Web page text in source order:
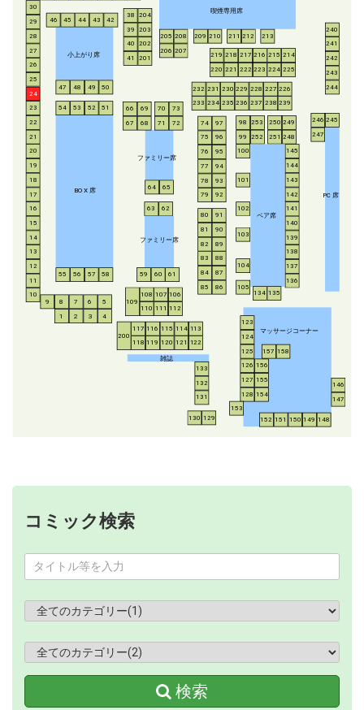
小上がり席
BO X 席
ファミリー席
ファミリー席
喫煙専用席
ペア席
PC 席
マッサージコーナー
雑誌
1 2 3 4
5
6
7
8
9
10
11
12
13
14
15
16
17
18
19
20
21
22
23
24
25
26
27
28
29
30
38
39
40
41
42
43
44
45
46
47 48 49 50
51
52
53
54
55 56 57 58 59 60 61
62
63
64 65
66
67
68
69
70
71
72
73
74
75
76
77
78
79
80
81
82
83
84
85 86
87
88
89
90
91
92
93
94
95
96
97
98
99
100
101
102
103
104
105
106
107
108
109
110 111 112
113
114
115
116
117
118 119 120 121 122
123
124
125
126
127
128
129
130
131
132
133
134 135
136
137
138
139
140
141
142
143
144
145
146
147
148
149
150
151
152
153
154
155
156
157 158
200
201
202
203
204
205
206 207
208 209 210 211 212 213
214
215
216
217
218
219
220 221 222 223 224 225
226
227
228
229
230
231
232
233 234 235 236 237 238 239
240
241
242
243
244
245
246
247
248
249
250
251
252
253
コミック検索
検索